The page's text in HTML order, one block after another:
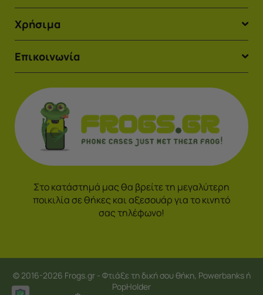
Χρήσιμα
Επικοινωνία
Στο κατάστημά μας θα βρείτε τη μεγαλύτερη
ποικιλία σε θήκες και αξεσουάρ για το κινητό
σας τηλέφωνο!
© 2016-2026 Frogs.gr - Φτιάξε τη δική σου θήκη, Powerbanks ή
PopHolder